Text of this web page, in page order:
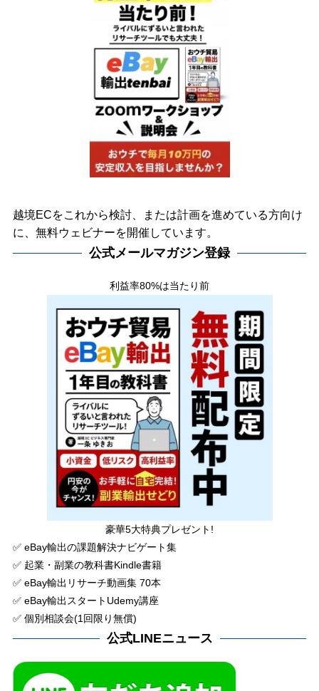
越境ECをこれから検討、または計画を進めている方向け
に、無料ウェビナーを開催しています。
公式メールマガジン登録
利益率80%は当たり前
豪華5大特典プレゼント!
✅ eBay輸出の課題解決ナビゲート集
✅ 起業・副業の教科書Kindle書籍
✅ eBay輸出リサーチ動画集 70本
✅ eBay輸出スタートUdemy講座
✅ 個別相談会(1回限り無償)
公式LINEニュース